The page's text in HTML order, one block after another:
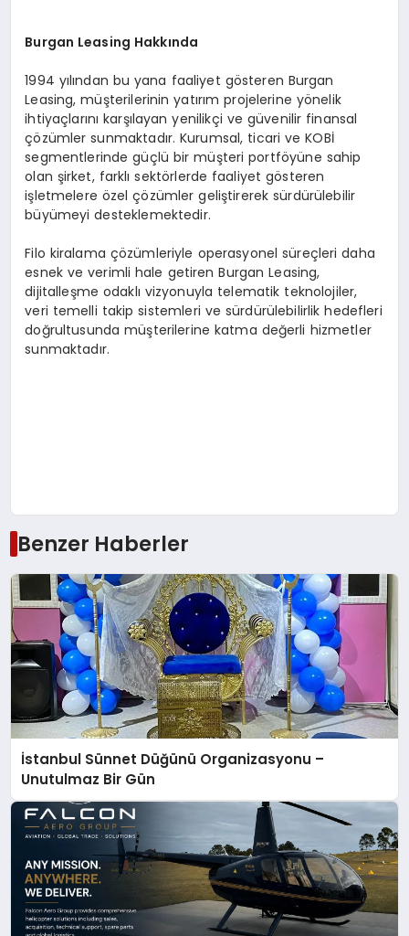
Burgan Leasing Hakkında
1994 yılından bu yana faaliyet gösteren Burgan
Leasing, müşterilerinin yatırım projelerine yönelik
ihtiyaçlarını karşılayan yenilikçi ve güvenilir finansal
çözümler sunmaktadır. Kurumsal, ticari ve KOBİ
segmentlerinde güçlü bir müşteri portföyüne sahip
olan şirket, farklı sektörlerde faaliyet gösteren
işletmelere özel çözümler geliştirerek sürdürülebilir
büyümeyi desteklemektedir.
Filo kiralama çözümleriyle operasyonel süreçleri daha
esnek ve verimli hale getiren Burgan Leasing,
dijitalleşme odaklı vizyonuyla telematik teknolojiler,
veri temelli takip sistemleri ve sürdürülebilirlik hedefleri
doğrultusunda müşterilerine katma değerli hizmetler
sunmaktadır.
Benzer Haberler
İstanbul Sünnet Düğünü Organizasyonu –
Unutulmaz Bir Gün